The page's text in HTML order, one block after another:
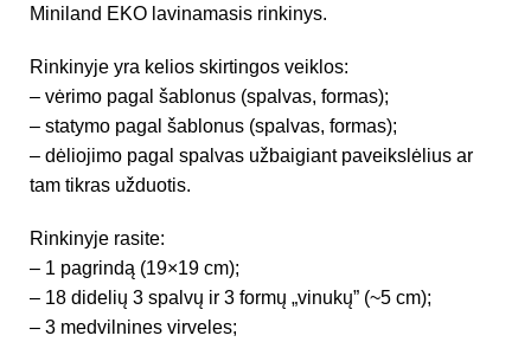
Miniland EKO lavinamasis rinkinys.
Rinkinyje yra kelios skirtingos veiklos:
– vėrimo pagal šablonus (spalvas, formas);
– statymo pagal šablonus (spalvas, formas);
– dėliojimo pagal spalvas užbaigiant paveikslėlius ar
tam tikras užduotis.
Rinkinyje rasite:
– 1 pagrindą (19×19 cm);
– 18 didelių 3 spalvų ir 3 formų „vinukų” (~5 cm);
– 3 medvilnines virveles;